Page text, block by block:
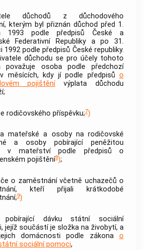
důchodů z důchodového
kterým byl přiznán důchod před 1.
1993 podle předpisů České a
Federativní Republiky a po 31.
1992 podle předpisů České republiky.
důchodu se pro účely tohoto
považuje osoba podle předchozí
měsících, kdy jí podle předpisů o
pojištěnívýplata důchodu
rodičovského příspěvku;7)
mateřské a osoby na rodičovské
a osoby pobírající peněžitou
v mateřství podle předpisů o
pojištění8);
o zaměstnánívčetně uchazečů o
, kteří přijali krátkodobé
;9)
pobírající dávku státní sociální
jejíž součástí je složka na živobytí, a
domácnosti podle zákona o
sociální pomoci,